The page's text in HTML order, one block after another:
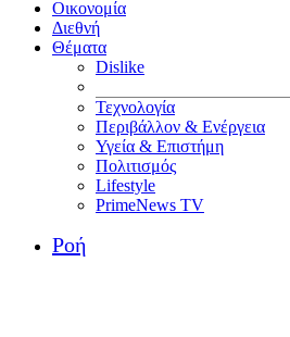
Οικονομία
Διεθνή
Θέματα
Dislike
Τεχνολογία
Περιβάλλον & Ενέργεια
Υγεία & Επιστήμη
Πολιτισμός
Lifestyle
PrimeNews TV
Ροή